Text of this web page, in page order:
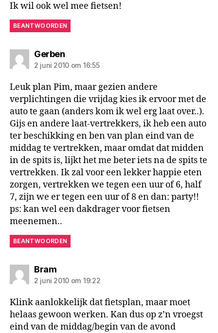
Ik wil ook wel mee fietsen!
BEANTWOORDEN
Gerbenzegt:
2 juni 2010 om 16:55
Leuk plan Pim, maar gezien andere
verplichtingen die vrijdag kies ik ervoor met de
auto te gaan (anders kom ik wel erg laat over..).
Gijs en andere laat-vertrekkers, ik heb een auto
ter beschikking en ben van plan eind van de
middag te vertrekken, maar omdat dat midden
in de spits is, lijkt het me beter iets na de spits te
vertrekken. Ik zal voor een lekker happie eten
zorgen, vertrekken we tegen een uur of 6, half
7, zijn we er tegen een uur of 8 en dan: party!!
ps: kan wel een dakdrager voor fietsen
meenemen..
BEANTWOORDEN
Bramzegt:
2 juni 2010 om 19:22
Klink aanlokkelijk dat fietsplan, maar moet
helaas gewoon werken. Kan dus op z’n vroegst
eind van de middag/begin van de avond